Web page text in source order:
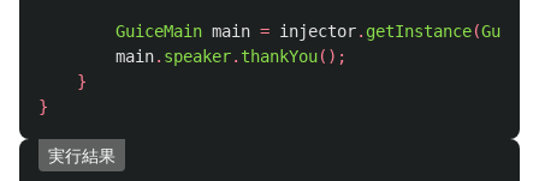
GuiceMain main = injector. getInstance(
main. speaker. thankYou();
}
}
実行結果